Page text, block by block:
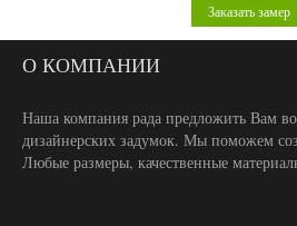
Заказать замер
О КОМПАНИИ
Наша компания рада предложить Вам
дизайнерских задумок. Мы поможем
Любые размеры, качественные